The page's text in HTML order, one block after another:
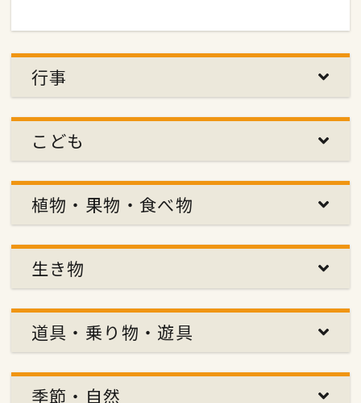
行事
こども
植物・果物・食べ物
生き物
道具・乗り物・遊具
季節・自然